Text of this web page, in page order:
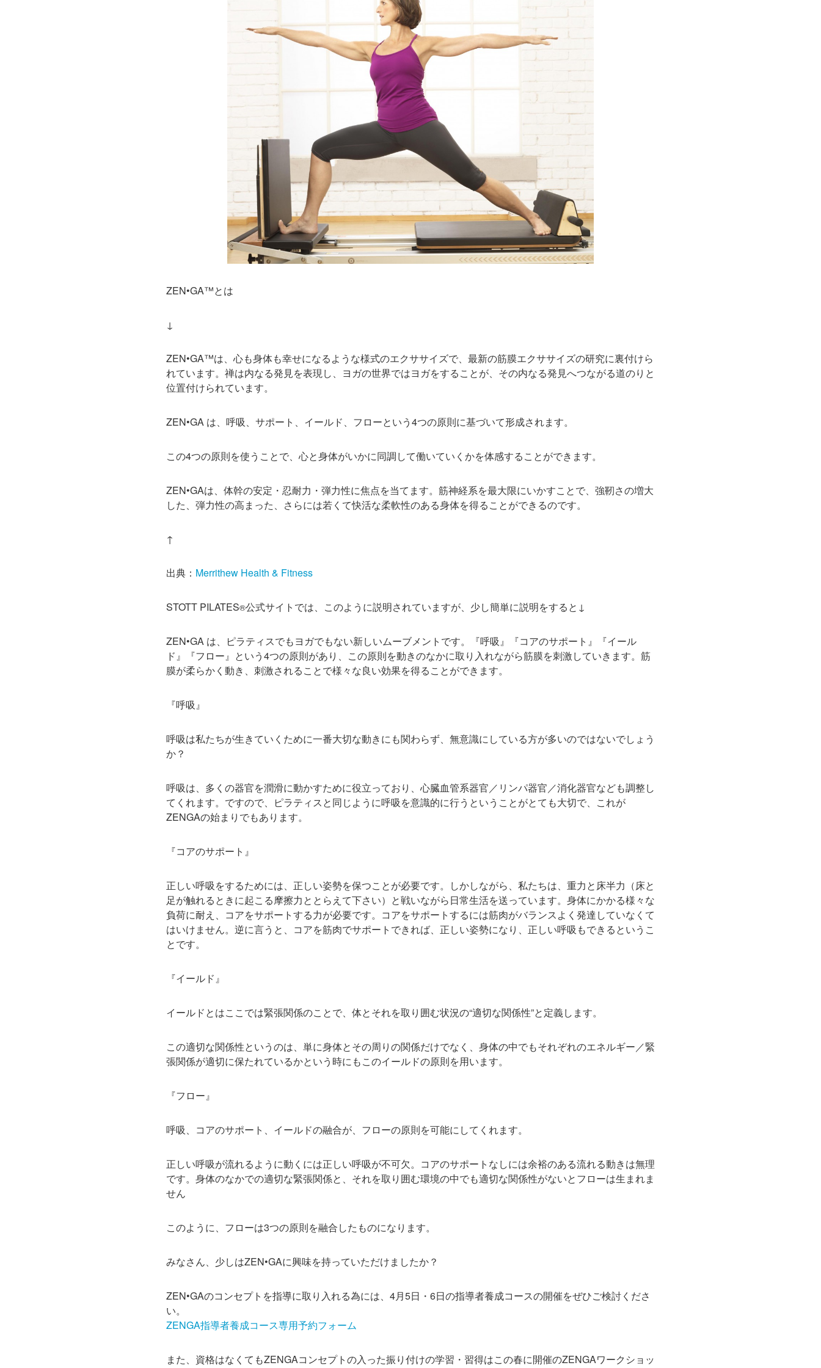
ZEN•GA™とは
↓
ZEN•GA™️は、心も身体も幸せになるような様式のエクササイズで、最新の筋膜エクササイズの研究に裏付けら
れています。禅は内なる発見を表現し、ヨガの世界ではヨガをすることが、その内なる発見へつながる道のりと
位置付けられています。
ZEN•GA は、呼吸、サポート、イールド、フローという4つの原則に基づいて形成されます。
この4つの原則を使うことで、心と身体がいかに同調して働いていくかを体感することができます。
ZEN•GAは、体幹の安定・忍耐力・弾力性に焦点を当てます。筋神経系を最大限にいかすことで、強靭さの増大
した、弾力性の高まった、さらには若くて快活な柔軟性のある身体を得ることができるのです。
↑
出典： Merrithew Health & Fitness
STOTT PILATES®公式サイトでは、このように説明されていますが、少し簡単に説明をすると↓
ZEN•GA は、ピラティスでもヨガでもない新しいムーブメントです。『呼吸』『コアのサポート』『イール
ド』『フロー』という4つの原則があり、この原則を動きのなかに取り入れながら筋膜を刺激していきます。筋
膜が柔らかく動き、刺激されることで様々な良い効果を得ることができます。
『呼吸』
呼吸は私たちが生きていくために一番大切な動きにも関わらず、無意識にしている方が多いのではないでしょう
か？
呼吸は、多くの器官を潤滑に動かすために役立っており、心臓血管系器官／リンパ器官／消化器官なども調整し
てくれます。ですので、ピラティスと同じように呼吸を意識的に行うということがとても大切で、これが
ZENGAの始まりでもあります。
『コアのサポート』
正しい呼吸をするためには、正しい姿勢を保つことが必要です。しかしながら、私たちは、重力と床半力（床と
足が触れるときに起こる摩擦力ととらえて下さい）と戦いながら日常生活を送っています。身体にかかる様々な
負荷に耐え、コアをサポートする力が必要です。コアをサポートするには筋肉がバランスよく発達していなくて
はいけません。逆に言うと、コアを筋肉でサポートできれば、正しい姿勢になり、正しい呼吸もできるというこ
とです。
『イールド』
イールドとはここでは緊張関係のことで、体とそれを取り囲む状況の“適切な関係性”と定義します。
この適切な関係性というのは、単に身体とその周りの関係だけでなく、身体の中でもそれぞれのエネルギー／緊
張関係が適切に保たれているかという時にもこのイールドの原則を用います。
『フロー』
呼吸、コアのサポート、イールドの融合が、フローの原則を可能にしてくれます。
正しい呼吸が流れるように動くには正しい呼吸が不可欠。コアのサポートなしには余裕のある流れる動きは無理
です。身体のなかでの適切な緊張関係と、それを取り囲む環境の中でも適切な関係性がないとフローは生まれま
せん
このように、フローは3つの原則を融合したものになります。
みなさん、少しはZEN•GAに興味を持っていただけましたか？
ZEN•GAのコンセプトを指導に取り入れる為には、4月5日・6日の指導者養成コースの開催をぜひご検討くださ
い。
ZENGA指導者養成コース専用予約フォーム
また、資格はなくてもZENGAコンセプトの入った振り付けの学習・習得はこの春に開催のZENGAワークショッ